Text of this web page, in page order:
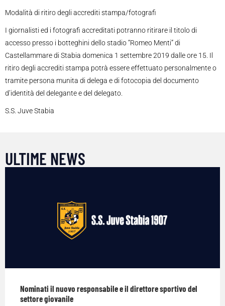
Modalità di ritiro degli accrediti stampa/fotografi
I giornalisti ed i fotografi accreditati potranno ritirare il titolo di
accesso presso i botteghini dello stadio “Romeo Menti” di
Castellammare di Stabia domenica 1 settembre 2019 dalle ore 15. Il
ritiro degli accrediti stampa potrà essere effettuato personalmente o
tramite persona munita di delega e di fotocopia del documento
d’identità del delegante e del delegato.
S.S. Juve Stabia
ULTIME NEWS
Nominati il nuovo responsabile e il direttore sportivo del
settore giovanile